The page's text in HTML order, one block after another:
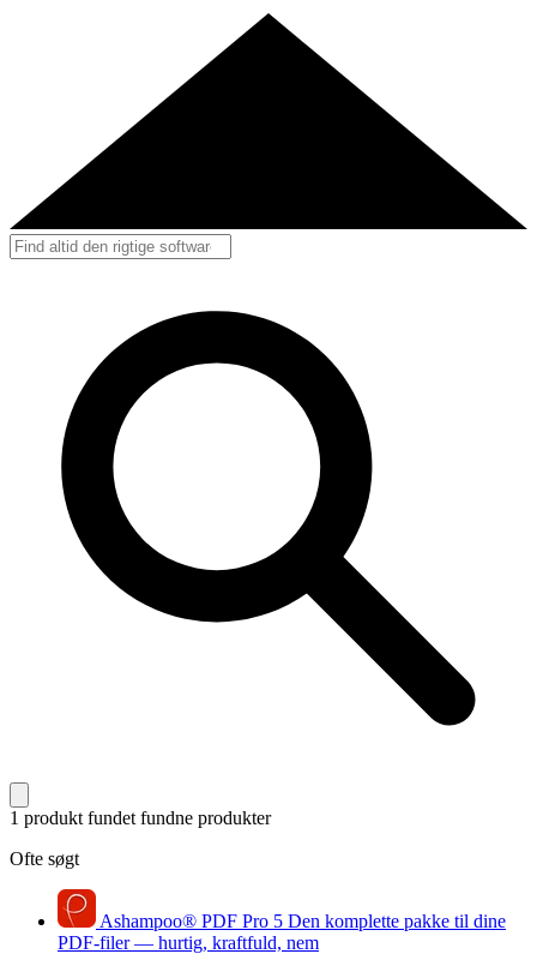
1 produkt fundet fundne produkter
Ofte søgt
Ashampoo® PDF Pro 5 Den komplette pakke til dine
PDF-filer — hurtig, kraftfuld, nem